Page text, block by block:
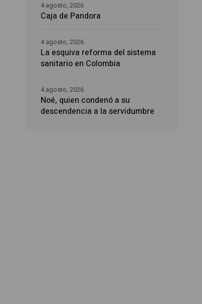
Caja de Pandora
4 agosto, 2026
La esquiva reforma del sistema
sanitario en Colombia
4 agosto, 2026
Noé, quien condenó a su
descendencia a la servidumbre
4 agosto, 2026